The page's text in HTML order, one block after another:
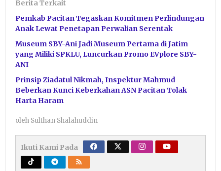
Berita Terkait
Pemkab Pacitan Tegaskan Komitmen Perlindungan
Anak Lewat Penetapan Perwalian Serentak
Museum SBY-Ani Jadi Museum Pertama di Jatim
yang Miliki SPKLU, Luncurkan Promo EVplore SBY-
ANI
Prinsip Ziadatul Nikmah, Inspektur Mahmud
Beberkan Kunci Keberkahan ASN Pacitan Tolak
Harta Haram
oleh Sulthan Shalahuddin
Ikuti Kami Pada